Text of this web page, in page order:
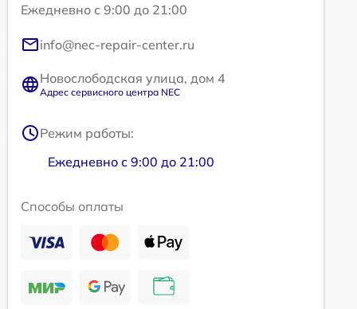
Ежедневно с 9:00 до 21:00
info@nec-repair-center.ru
Новослободская улица, дом 4
Адрес сервисного центра NEC
Режим работы:
Ежедневно с 9:00 до 21:00
Способы оплаты